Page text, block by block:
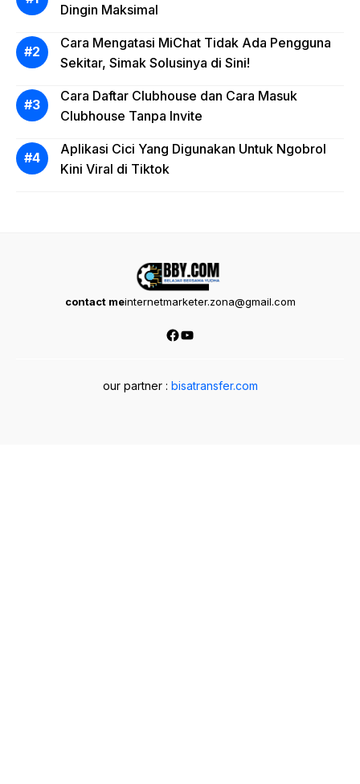
Dingin Maksimal
Cara Mengatasi MiChat Tidak Ada Pengguna
Sekitar, Simak Solusinya di Sini!
Cara Daftar Clubhouse dan Cara Masuk
Clubhouse Tanpa Invite
Aplikasi Cici Yang Digunakan Untuk Ngobrol
Kini Viral di Tiktok
contact meinternetmarketer.zona@gmail.com
Facebook
YouTube
our partner : bisatransfer.com